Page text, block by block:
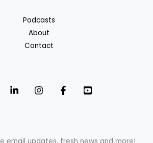
Podcasts
About
Contact